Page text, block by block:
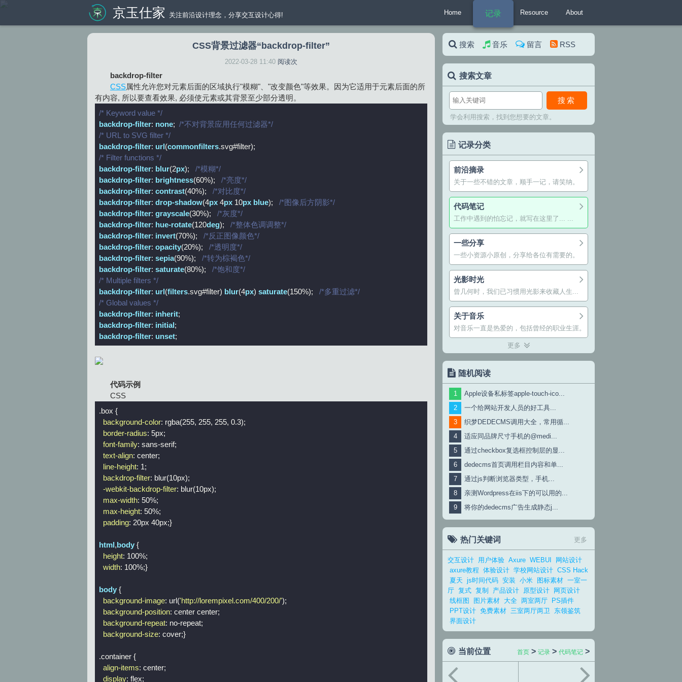
京玉仕家 关注前沿设计理念，分享交互设计心得! Home 记录 Resource About
CSS背景过滤器“backdrop-filter”
2022-03-28 11:40 阅读次
backdrop-filter
CSS属性允许您对元素后面的区域执行"模糊"、"改变颜色"等效果。因为它适用于元素后面的所
有内容, 所以要查看效果, 必须使元素或其背景至少部分透明。
/* Keyword value */
backdrop-filter: none; /*不对背景应用任何过滤器*/
/* URL to SVG filter */
backdrop-filter: url(commonfilters.svg#filter
/* Filter functions */
backdrop-filter: blur(2px); /*模糊*/
backdrop-filter: brightness(60%); /*亮度*/
backdrop-filter: contrast(40%); /*对比度*/
backdrop-filter: drop-shadow(4px 4px 10px blue); /*图像后方阴影*/
backdrop-filter: grayscale(30%); /*灰度*/
backdrop-filter: hue-rotate(120deg); /*整体色调调整*/
backdrop-filter: invert(70%); /*反正图像颜色*/
backdrop-filter: opacity(20%); /*透明度*/
backdrop-filter: sepia(90%); /*转为棕褐色*/
backdrop-filter: saturate(80%); /*饱和度*/
/* Multiple filters */
backdrop-filter: url(filters.svg#filter) blur(4px) saturate(150%); /*多重过滤*/
/* Global values */
backdrop-filter: inherit
backdrop-filter: initial
backdrop-filter: unset;
代码示例
CSS
.box {
background-color: rgba(255, 255, 255, 0.3);
border-radius: 5px;
font-family: sans-serif;
text-align: center;
line-height: 1;
backdrop-filter: blur(10px);
-webkit-backdrop-filter: blur(10px);
max-width: 50%;
max-height: 50%;
padding: 20px 40px;}
html,body {
height: 100%;
width: 100%;}
body {
background-image: url('http://lorempixel.com/400/200/');
background-position: center center;
background-repeat: no-repeat;
background-size: cover;}
.container {
align-items: center;
display: flex;
搜索 音乐 留言 RSS
搜索文章
搜索
学会利用搜索，找到您想要的文章。
记录分类
前沿摘录
关于一些不错的文章，顺手一记，请笑纳。
代码笔记
工作中遇到的怕忘记，就写在这里了... ...
一些分享
一些小资源小原创，分享给各位有需要的。
光影时光
曾几何时，我们已习惯用光影来收藏人生...
关于音乐
对音乐一直是热爱的，包括曾经的职业生涯。
更多
随机阅读
Apple设备私标签apple-touch-ico...
一个给网站开发人员的好工具...
织梦DEDECMS调用大全，常用循...
适应同品牌尺寸手机的@medi...
通过checkbox复选框控制层的显...
dedecms首页调用栏目内容和单...
通过js判断浏览器类型，手机...
亲测Wordpress在iis下的可以用的...
将你的dedecms广告生成静态j...
热门关键词 更多
交互设计 用户体验 Axure WEBUI
网站设计
axure教程 体验设计 学校网站设计 CSS Hack
夏天 js时间代码 安装 小米 图标素材 一室一
厅 复式 复制 产品设计 原型设计
网页设计
线框图
图片素材 大全 两室两厅
PS插件
PPT设计 免费素材 三室两厅两卫 东领鉴筑
界面设计
当前位置 首页 > 记录 > 代码笔记 >